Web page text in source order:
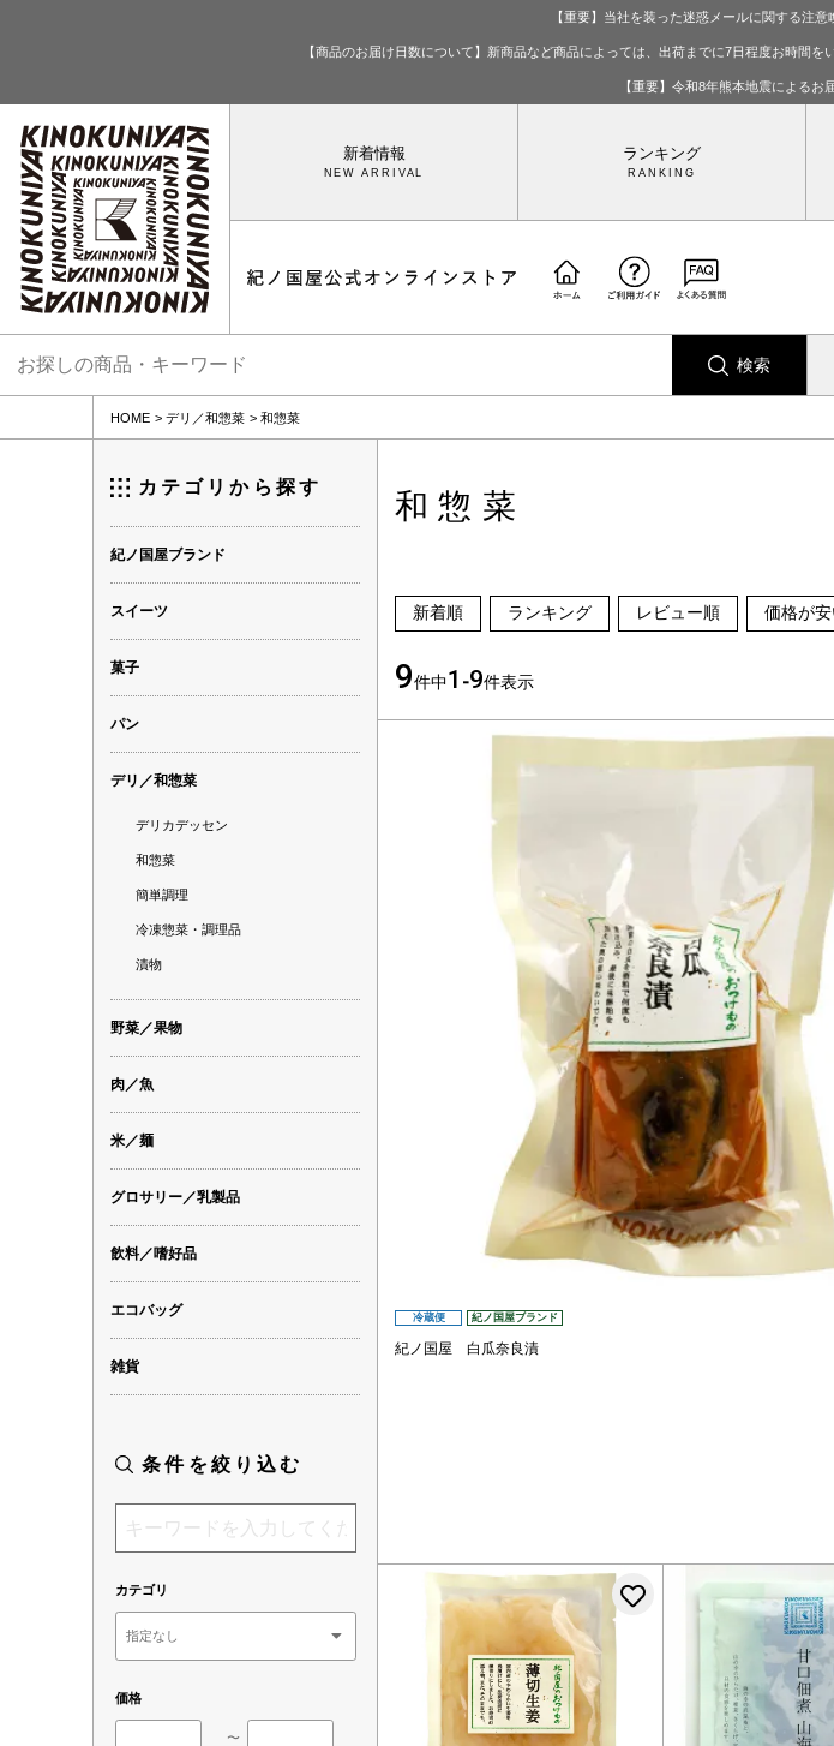
【重要】当社を装った迷惑メールに関する注
【商品のお届け日数について】新商品など商品によっては、出荷までに7日程度お時間
【重要】令和8年熊本地震によるお
新着情報 ランキング
検索
HOME デリ／和惣菜 和惣菜
カテゴリから探す
紀ノ国屋ブランド
スイーツ
菓子
パン
デリ／和惣菜
デリカデッセン
和惣菜
簡単調理
冷凍惣菜・調理品
漬物
野菜／果物
肉／魚
米／麺
グロサリー／乳製品
飲料／嗜好品
エコバッグ
雑貨
条件を絞り込む
カテゴリ
価格
〜
和惣菜
新着順 ランキング レビュー順 価格が
9件中1 -9件表示
冷蔵便 紀ノ国屋ブランド
紀ノ国屋 白瓜奈良漬
お気に入りに登録す